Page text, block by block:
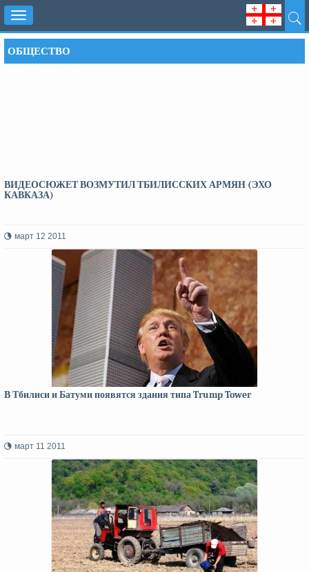
Toggle
navigation
ОБЩЕСТВО
ВИДЕОСЮЖЕТ ВОЗМУТИЛ ТБИЛИССКИХ АРМЯН (ЭХО
КАВКАЗА)
март 12 2011
В Тбилиси и Батуми появятся здания типа Trump Tower
март 11 2011